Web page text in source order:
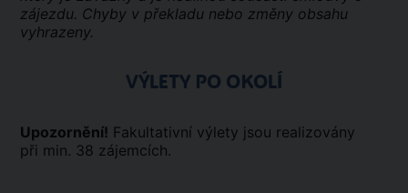
zájezdu. Chyby v překladu nebo změny obsahu
vyhrazeny.
VÝLETY PO OKOLÍ
Upozornění! Fakultativní výlety jsou realizovány
při min. 38 zájemcích.